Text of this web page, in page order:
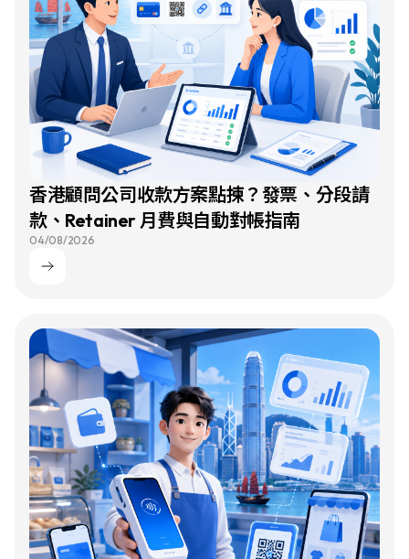
香港顧問公司收款方案點揀？發票、分段請
款、Retainer 月費與自動對帳指南
04/08/2026